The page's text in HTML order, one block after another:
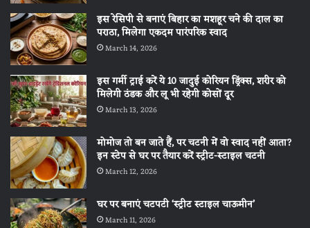
इस रेसिपी से बनाएं बिहार का मशहूर चने की दाल का
पराठा, मिलेगा एकदम पारंपरिक स्वाद
March 14, 2026
इस गर्मी ट्राई करें ये 10 जादुई कोरियन ड्रिंक्स, शरीर को
मिलेगी ठंडक और लू भी रहेगी कोसों दूर
March 13, 2026
मोमोज तो बन जाते हैं, पर चटनी में वो स्वाद नहीं आता?
इन स्टेप से घर पर तैयार करें स्ट्रीट-स्टाइल चटनी
March 12, 2026
घर पर बनाएं चटपटी ‘स्ट्रीट स्टाइल चाऊमीन’
March 11, 2026